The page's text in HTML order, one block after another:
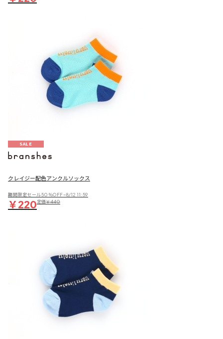
SALE
クレイジー配色アンクルソックス
期間限定セール50％OFF~8/12 11:59
￥220定価￥440